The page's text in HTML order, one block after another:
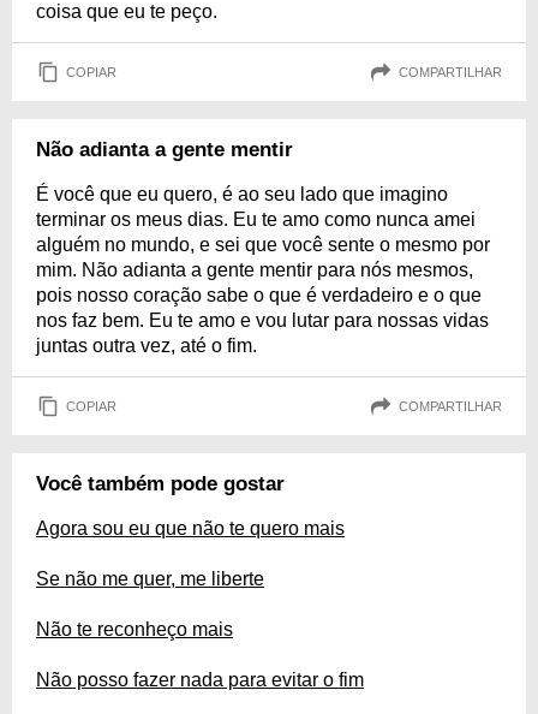
coisa que eu te peço.
COPIAR COMPARTILHAR
Não adianta a gente mentir
É você que eu quero, é ao seu lado que imagino
terminar os meus dias. Eu te amo como nunca amei
alguém no mundo, e sei que você sente o mesmo por
mim. Não adianta a gente mentir para nós mesmos,
pois nosso coração sabe o que é verdadeiro e o que
nos faz bem. Eu te amo e vou lutar para nossas vidas
juntas outra vez, até o fim.
COPIAR COMPARTILHAR
Você também pode gostar
Agora sou eu que não te quero mais
Se não me quer, me liberte
Não te reconheço mais
Não posso fazer nada para evitar o fim